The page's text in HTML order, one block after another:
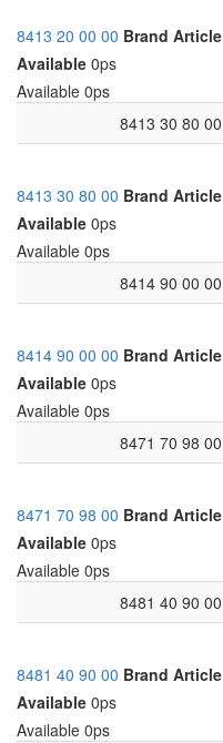
8413 20 00 00 Brand Article
Available 0ps
Available 0ps
8413 30 80 00
8413 30 80 00 Brand Article
Available 0ps
Available 0ps
8414 90 00 00
8414 90 00 00 Brand Article
Available 0ps
Available 0ps
8471 70 98 00
8471 70 98 00 Brand Article
Available 0ps
Available 0ps
8481 40 90 00
8481 40 90 00 Brand Article
Available 0ps
Available 0ps